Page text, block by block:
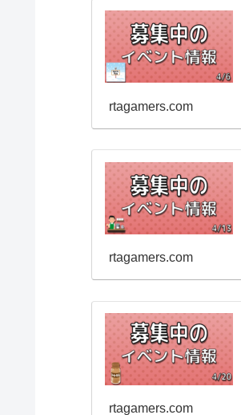
rtagamers.com
rtagamers.com
rtagamers.com